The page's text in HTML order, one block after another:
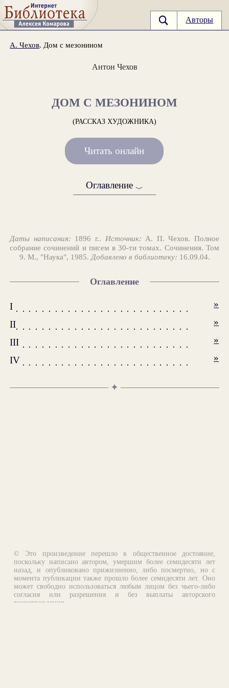
Авторы
А. Чехов. Дом с мезонином
Антон Чехов
ДОМ С МЕЗОНИНОМ
(РАССКАЗ ХУДОЖНИКА)
Читать онлайн
Оглавление ﹀
Даты написания: 1896 г.. Источник: А. П. Чехов. Полное
собрание сочинений и писем в 30-ти томах. Сочинения. Том
9. М., "Наука", 1985. Добавлено в библиотеку: 16.09.04.
Оглавление
I
»
II
»
III
»
IV
»
✦
© Это произведение перешло в общественное достояние,
поскольку написано автором, умершим более семидесяти лет
назад, и опубликовано прижизненно, либо посмертно, но с
момента публикации также прошло более семидесяти лет. Оно
может свободно использоваться любым лицом без чьего-либо
согласия или разрешения и без выплаты авторского
вознаграждения.